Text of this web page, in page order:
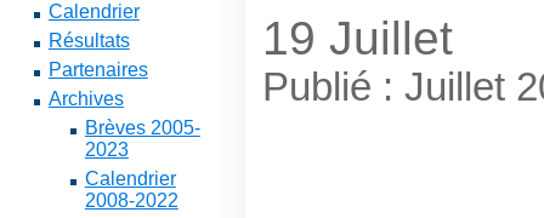
Calendrier
Résultats
Partenaires
Archives
Brèves 2005-
2023
Calendrier
2008-2022
19 Juillet
Publié : Juillet